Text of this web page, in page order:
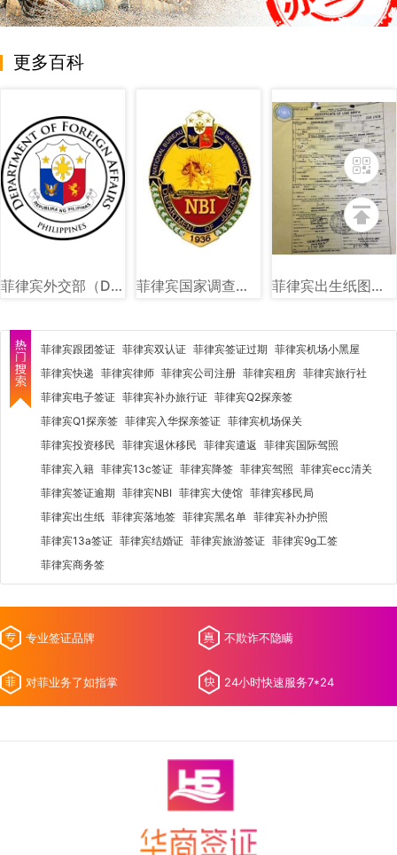
更多百科
菲律宾外交部（DFA）图文讲解 菲律宾国家调查局（NBI）图文讲解 菲律宾出生纸图片样式讲解
菲律宾跟团签证 菲律宾双认证 菲律宾签证过期 菲律宾机场小黑屋
菲律宾快递 菲律宾律师 菲律宾公司注册 菲律宾租房 菲律宾旅行社
菲律宾电子签证 菲律宾补办旅行证 菲律宾Q2探亲签
菲律宾Q1探亲签 菲律宾入华探亲签证 菲律宾机场保关
菲律宾投资移民 菲律宾退休移民 菲律宾遣返
菲律宾国际驾照
菲律宾入籍 菲律宾13c签证 菲律宾降签 菲律宾驾照 菲律宾ecc清关
菲律宾签证逾期 菲律宾NBI 菲律宾大使馆 菲律宾移民局
菲律宾出生纸 菲律宾落地签 菲律宾黑名单 菲律宾补办护照
菲律宾13a签证 菲律宾结婚证 菲律宾旅游签证 菲律宾9g工签
菲律宾商务签
专业签证品牌 不欺诈不隐瞒
对菲业务了如指掌 24小时快速服务7*24